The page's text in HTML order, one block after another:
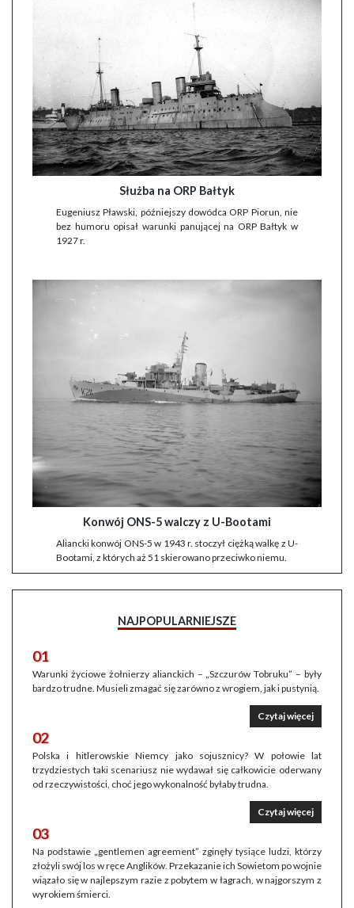
Służba na ORP Bałtyk
Eugeniusz Pławski, późniejszy dowódca ORP Piorun, nie
bez humoru opisał warunki panującej na ORP Bałtyk w
1927 r.
Konwój ONS-5 walczy z U-Bootami
Aliancki konwój ONS-5 w 1943 r. stoczył ciężką walkę z U-
Bootami, z których aż 51 skierowano przeciwko niemu.
NAJPOPULARNIEJSZE
01
Warunki życiowe żołnierzy alianckich – „Szczurów Tobruku” – były
bardzo trudne. Musieli zmagać się zarówno z wrogiem, jak i pustynią.
Czytaj więcej
02
Polska i hitlerowskie Niemcy jako sojusznicy? W połowie lat
trzydziestych taki scenariusz nie wydawał się całkowicie oderwany
od rzeczywistości, choć jego wykonalność byłaby trudna.
Czytaj więcej
03
Na podstawie „gentlemen agreement” zginęły tysiące ludzi, którzy
złożyli swój los w ręce Anglików. Przekazanie ich Sowietom po wojnie
wiązało się w najlepszym razie z pobytem w łagrach, w najgorszym z
wyrokiem śmierci.